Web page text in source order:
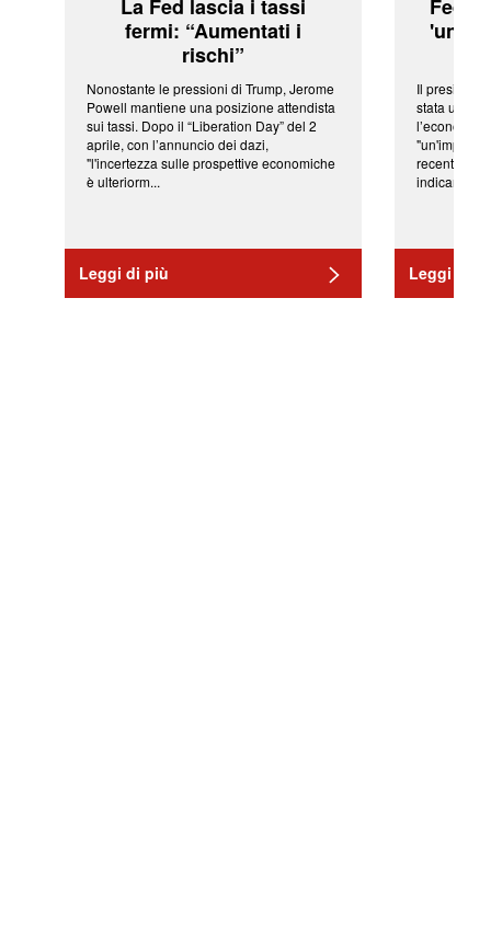
La Fed lascia i tassi
fermi: “Aumentati i
rischi”
Nonostante le pressioni di Trump, Jerome
Powell mantiene una posizione attendista
sui tassi. Dopo il “Liberation Day” del 2
aprile, con l’annuncio dei dazi,
"l'incertezza sulle prospettive economiche
è ulteriorm...
Leggi di più
Fed:
'una
Il
stata una
l’economia
recenti
indicano
Leggi di